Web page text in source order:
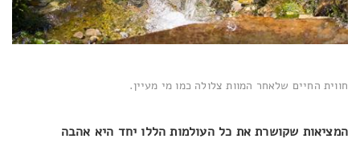
חווית החיים שלאחר המוות צלולה כמו מי מעיין.
המציאות שקושרת את כל העולמות הללו יחד היא אהבה